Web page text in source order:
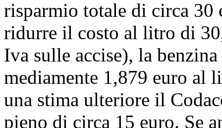
risparmio totale di circa
ridurre il costo al litro di
Iva sulle accise), la
mediamente 1,879 euro al
una stima ulteriore il
pieno di circa 15 euro. Se